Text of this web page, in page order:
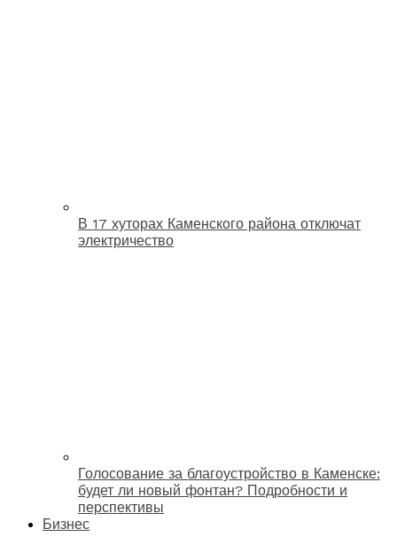
В 17 хуторах Каменского района отключат
электричество
Голосование за благоустройство в Каменске:
будет ли новый фонтан? Подробности и
перспективы
Бизнес